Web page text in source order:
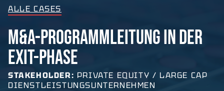
ALLE CASES
M&A-PROGRAMMLEITUNG IN DER
EXIT-PHASE
STAKEHOLDER: PRIVATE EQUITY / LARGE CAP
DIENSTLEISTUNGSUNTERNEHMEN